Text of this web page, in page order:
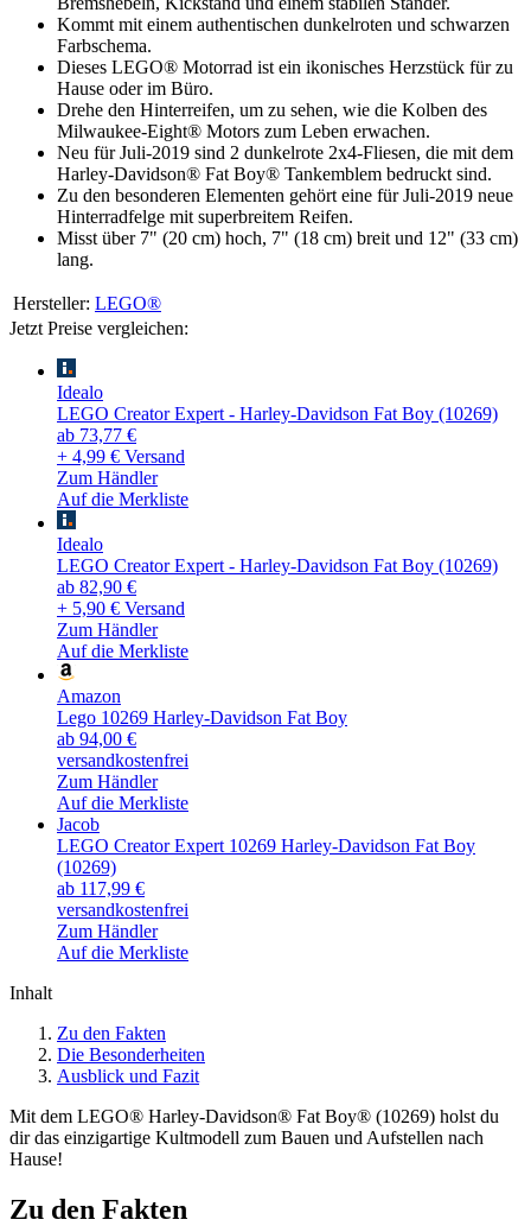
Kommt mit einem authentischen dunkelroten und schwarzen
Farbschema.
Dieses LEGO® Motorrad ist ein ikonisches Herzstück für zu
Hause oder im Büro.
Drehe den Hinterreifen, um zu sehen, wie die Kolben des
Milwaukee-Eight® Motors zum Leben erwachen.
Neu für Juli-2019 sind 2 dunkelrote 2x4-Fliesen, die mit dem
Harley-Davidson® Fat Boy® Tankemblem bedruckt sind.
Zu den besonderen Elementen gehört eine für Juli-2019 neue
Hinterradfelge mit superbreitem Reifen.
Misst über 7" (20 cm) hoch, 7" (18 cm) breit und 12" (33 cm)
lang.
Hersteller: LEGO®
Jetzt Preise vergleichen:
Idealo
LEGO Creator Expert - Harley-Davidson Fat Boy (10269)
ab 73,77 €
+ 4,99 € Versand
Zum Händler
Auf die Merkliste
Idealo
LEGO Creator Expert - Harley-Davidson Fat Boy (10269)
ab 82,90 €
+ 5,90 € Versand
Zum Händler
Auf die Merkliste
Amazon
Lego 10269 Harley-Davidson Fat Boy
ab 94,00 €
versandkostenfrei
Zum Händler
Auf die Merkliste
Jacob
LEGO Creator Expert 10269 Harley-Davidson Fat Boy
(10269)
ab 117,99 €
versandkostenfrei
Zum Händler
Auf die Merkliste
Inhalt
Zu den Fakten
Die Besonderheiten
Ausblick und Fazit
Mit dem LEGO® Harley-Davidson® Fat Boy® (10269) holst du
dir das einzigartige Kultmodell zum Bauen und Aufstellen nach
Hause!
Zu den Fakten